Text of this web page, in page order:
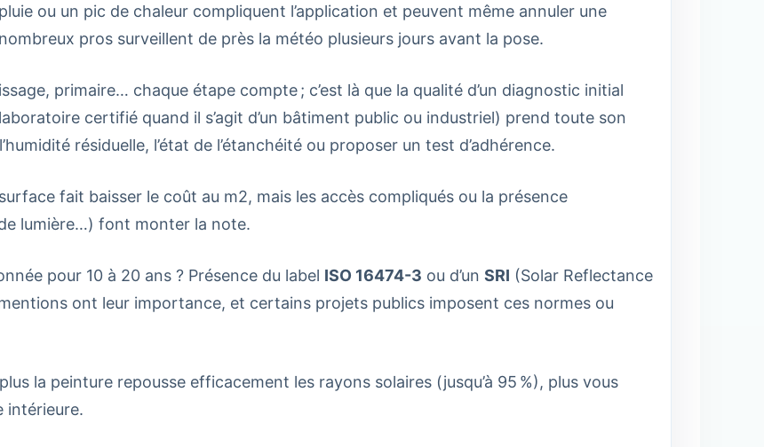
ou un pic de chaleur compliquent l’application et peuvent même annuler une
pros surveillent de près la météo plusieurs jours avant la pose.
primaire… chaque étape compte ; c’est là que la qualité d’un diagnostic initial
certifié quand il s’agit d’un bâtiment public ou industriel) prend toute son
résiduelle, l’état de l’étanchéité ou proposer un test d’adhérence.
fait baisser le coût au m2, mais les accès compliqués ou la présence
lumière…) font monter la note.
pour 10 à 20 ans ? Présence du label ISO 16474-3 ou d’un SRI (Solar Reflectance
ont leur importance, et certains projets publics imposent ces normes ou
la peinture repousse efficacement les rayons solaires (jusqu’à 95 %), plus vous
intérieure.